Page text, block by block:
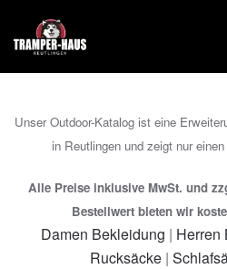
Zum Hauptinhalt springen
Unser Outdoor-Katalog ist eine
in Reutlingen und zeigt nur
Alle Preise inklusive MwSt. und
Bestellwert bieten wir
Damen Bekleidung | Herren
Rucksäcke|